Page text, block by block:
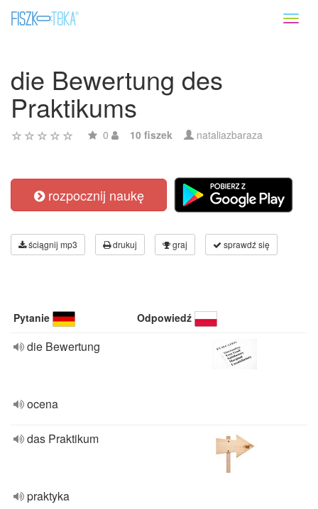
die Bewertung des
Praktikums
0 10 fiszek nataliazbaraza
rozpocznij naukę
ściągnij mp3 drukuj graj sprawdź się
Pytanie Odpowiedź
die Bewertung
ocena
das Praktikum
praktyka